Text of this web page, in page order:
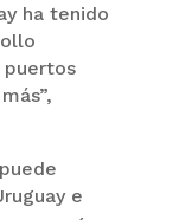
ha tenido
puertos
e